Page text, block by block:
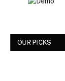
OUR PICKS